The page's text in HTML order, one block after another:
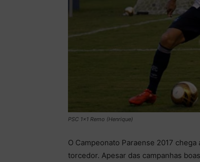
PSC 1x1 Remo (Henrique)
O Campeonato Paraense 2017
torcedor. Apesar das campanhas